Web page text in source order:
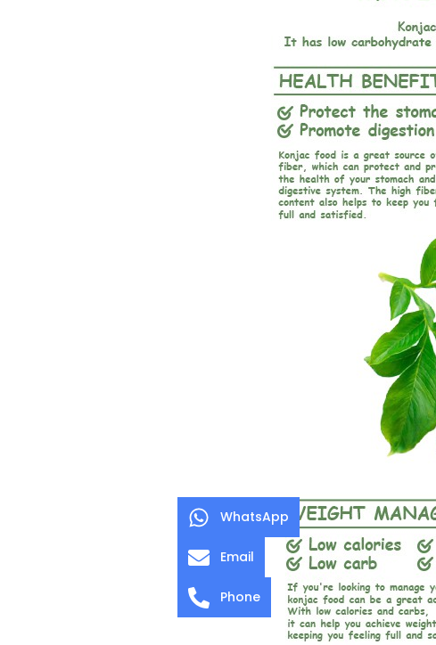
WhatsApp
Email
Phone